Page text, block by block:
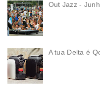
Out Jazz -
A tua Delta é